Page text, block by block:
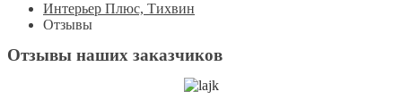
Интерьер Плюс, Тихвин
Отзывы
Отзывы наших заказчиков